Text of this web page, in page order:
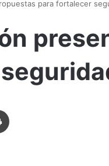
para fortalecer